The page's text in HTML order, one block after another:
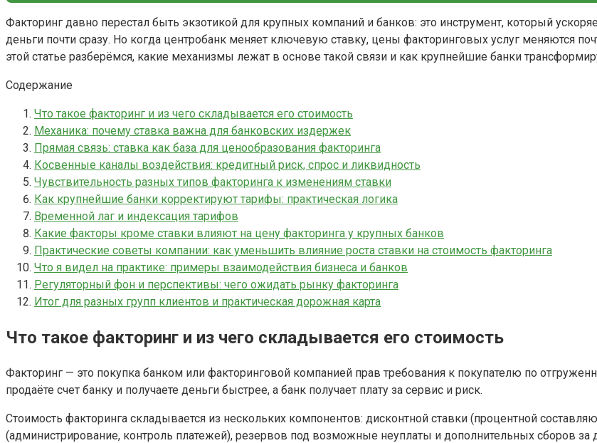
Факторинг давно перестал быть экзотикой для крупных компаний и банков: это инструмент, который
деньги почти сразу. Но когда центробанк меняет ключевую ставку, цены факторинговых услуг меняются
этой статье разберёмся, какие механизмы лежат в основе такой связи и как крупнейшие банки
Содержание
Что такое факторинг и из чего складывается его стоимость
Механика: почему ставка важна для банковских издержек
Прямая связь: ставка как база для ценообразования факторинга
Косвенные каналы воздействия: кредитный риск, спрос и ликвидность
Чувствительность разных типов факторинга к изменениям ставки
Как крупнейшие банки корректируют тарифы: практическая логика
Временной лаг и индексация тарифов
Какие факторы кроме ставки влияют на цену факторинга у крупных банков
Практические советы компании: как уменьшить влияние роста ставки на стоимость факторинга
Что я видел на практике: примеры взаимодействия бизнеса и банков
Регуляторный фон и перспективы: чего ожидать рынку факторинга
Итог для разных групп клиентов и практическая дорожная карта
Что такое факторинг и из чего складывается его стоимость
Факторинг — это покупка банком или факторинговой компанией прав требования к покупателю по
продаёте счет банку и получаете деньги быстрее, а банк получает плату за сервис и риск.
Стоимость факторинга складывается из нескольких компонентов: дисконтной ставки (процентной
(администрирование, контроль платежей), резервов под возможные неуплаты и дополнительных сборов